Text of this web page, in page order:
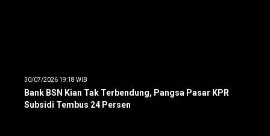
30/07/2026 19:18 WIB
Bank BSN Kian Tak Terbendung, Pangsa Pasar KPR
Subsidi Tembus 24 Persen